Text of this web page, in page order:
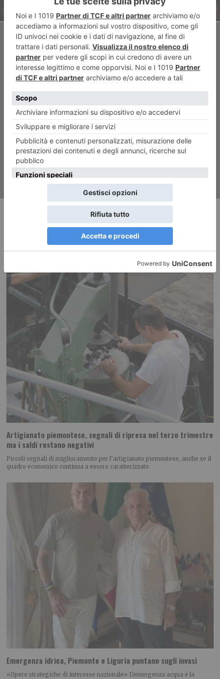
ARTICOLO SUCCESSIVO
Un’ottima Juve piega un ostico
Bologna e sale ulteriormente
in classifica
RECENTI:
Artigianato piemontese, segnali di ripresa nel terzo trimestre
ma i saldi restano negativi
Piccoli segnali di miglioramento per l’artigianato piemontese, anche se il
quadro economico continua a essere caratterizzato
Emergenza idrica, Piemonte e Liguria puntano sugli invasi
«Opere strategiche di interesse nazionale» L’emergenza acqua e la